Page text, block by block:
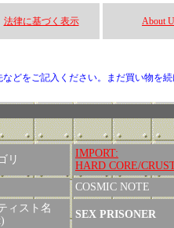
法律に基づく表示 About
どをご記入ください。まだ買い物を
リ
IMPORT:
HARD CORE/
COSMIC NOTE
ィスト名
SEX PRISONER